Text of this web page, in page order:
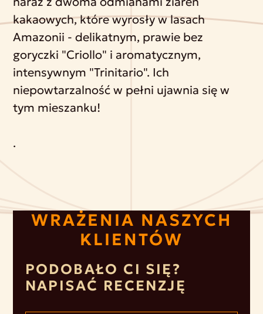
kakaowych, które wyrosły w lasach
Amazonii - delikatnym, prawie bez
goryczki "Criollo" i aromatycznym,
intensywnym "Trinitario". Ich
niepowtarzalność w pełni ujawnia się w
tym mieszanku!
.
WRAŻENIA NASZYCH
KLIENTÓW
PODOBAŁO CI SIĘ?
NAPISAĆ RECENZJĘ